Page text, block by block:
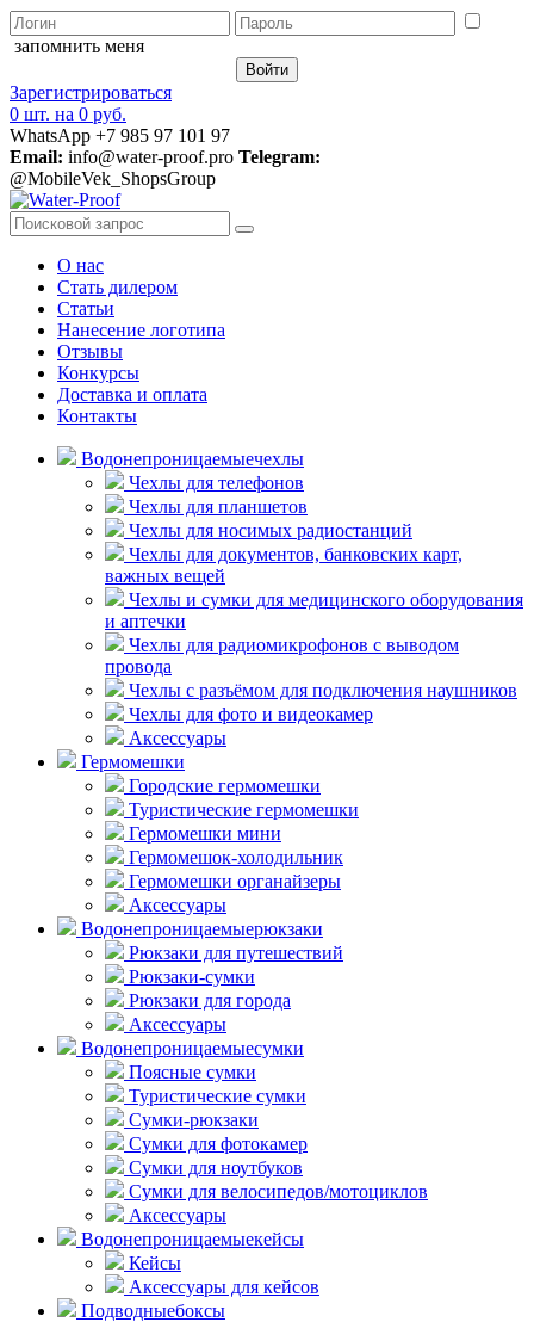
запомнить меня
Зарегистрироваться
0 шт. на 0 руб.
WhatsApp +7 985 97 101 97
Email: info@water-proof.pro Telegram:
@MobileVek_ShopsGroup
О нас
Стать дилером
Статьи
Нанесение логотипа
Отзывы
Конкурсы
Доставка и оплата
Контакты
Водонепроницаемыечехлы
Чехлы для телефонов
Чехлы для планшетов
Чехлы для носимых радиостанций
Чехлы для документов, банковских карт,
важных вещей
Чехлы и сумки для медицинского оборудования
и аптечки
Чехлы для радиомикрофонов с выводом
провода
Чехлы с разъёмом для подключения наушников
Чехлы для фото и видеокамер
Аксессуары
Гермомешки
Городские гермомешки
Туристические гермомешки
Гермомешки мини
Гермомешок-холодильник
Гермомешки органайзеры
Аксессуары
Водонепроницаемыерюкзаки
Рюкзаки для путешествий
Рюкзаки-сумки
Рюкзаки для города
Аксессуары
Водонепроницаемыесумки
Поясные сумки
Туристические сумки
Сумки-рюкзаки
Сумки для фотокамер
Сумки для ноутбуков
Сумки для велосипедов/мотоциклов
Аксессуары
Водонепроницаемыекейсы
Кейсы
Аксессуары для кейсов
Подводныебоксы